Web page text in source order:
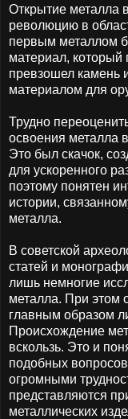
Открытие металла
революцию в
первым металлом
материал, который
превзошел камень
материалом для
Трудно
освоения металла
Это был скачок,
для ускоренного
поэтому понятен
истории,
металла.
В советской
статей и
лишь немногие
металла. При этом
главным образом
Происхождение
вскользь. Это и
подобных вопросов
огромными
представляются
металлических